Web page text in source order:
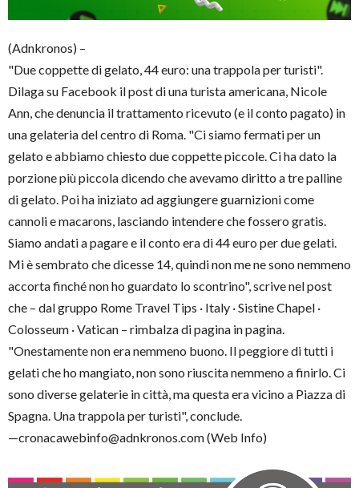
(Adnkronos) –
"Due coppette di gelato, 44 euro: una trappola per turisti".
Dilaga su Facebook il post di una turista americana, Nicole
Ann, che denuncia il trattamento ricevuto (e il conto pagato) in
una gelateria del centro di Roma. "Ci siamo fermati per un
gelato e abbiamo chiesto due coppette piccole. Ci ha dato la
porzione più piccola dicendo che avevamo diritto a tre palline
di gelato. Poi ha iniziato ad aggiungere guarnizioni come
cannoli e macarons, lasciando intendere che fossero gratis.
Siamo andati a pagare e il conto era di 44 euro per due gelati.
Mi è sembrato che dicesse 14, quindi non me ne sono nemmeno
accorta finché non ho guardato lo scontrino", scrive nel post
che – dal gruppo Rome Travel Tips · Italy · Sistine Chapel ·
Colosseum · Vatican – rimbalza di pagina in pagina.
"Onestamente non era nemmeno buono. Il peggiore di tutti i
gelati che ho mangiato, non sono riuscita nemmeno a finirlo. Ci
sono diverse gelaterie in città, ma questa era vicino a Piazza di
Spagna. Una trappola per turisti", conclude.
—cronacawebinfo@adnkronos.com (Web Info)